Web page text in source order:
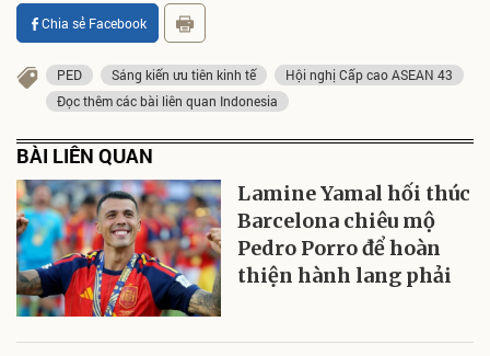
Chia sẻ Facebook
PED Sáng kiến ưu tiên kinh tế
Hội nghị Cấp cao ASEAN 43
Đọc thêm các bài liên quan Indonesia
BÀI LIÊN QUAN
Lamine Yamal hối thúc
Barcelona chiêu mộ
Pedro Porro để hoàn
thiện hành lang phải